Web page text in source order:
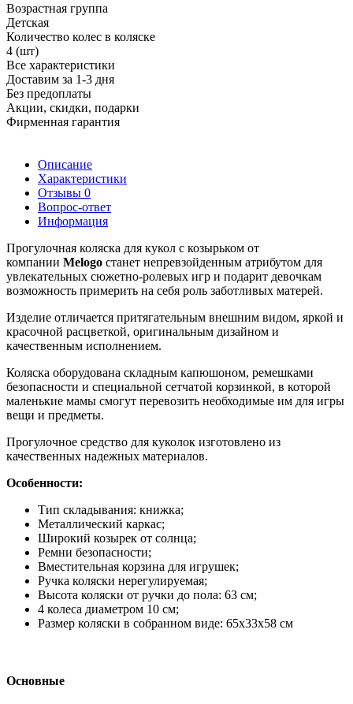
Возрастная группа
Детская
Количество колес в коляске
4 (шт)
Все характеристики
Доставим за 1-3 дня
Без предоплаты
Акции, скидки, подарки
Фирменная гарантия
Описание
Характеристики
Отзывы 0
Вопрос-ответ
Информация
Прогулочная коляска для кукол с козырьком от
компании Melogo станет непревзойденным атрибутом для
увлекательных сюжетно-ролевых игр и подарит девочкам
возможность примерить на себя роль заботливых матерей.
Изделие отличается притягательным внешним видом, яркой и
красочной расцветкой, оригинальным дизайном и
качественным исполнением.
Коляска оборудована складным капюшоном, ремешками
безопасности и специальной сетчатой корзинкой, в которой
маленькие мамы смогут перевозить необходимые им для игры
вещи и предметы.
Прогулочное средство для куколок изготовлено из
качественных надежных материалов.
Особенности:
Тип складывания: книжка;
Металлический каркас;
Широкий козырек от солнца;
Ремни безопасности;
Вместительная корзина для игрушек;
Ручка коляски нерегулируемая;
Высота коляски от ручки до пола: 63 см;
4 колеса диаметром 10 см;
Размер коляски в собранном виде: 65х33х58 см
Основные